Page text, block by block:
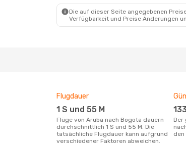
Die auf dieser Seite angegebenen
Verfügbarkeit und Preise Änderungen
Flugdauer
1 S und 55 M
Flüge von Aruba nach Bogota dauern
durchschnittlich 1 S und 55 M. Die
tatsächliche Flugdauer kann aufgrund
verschiedener Faktoren abweichen.
Der günstigste einfache Flug von Aruba